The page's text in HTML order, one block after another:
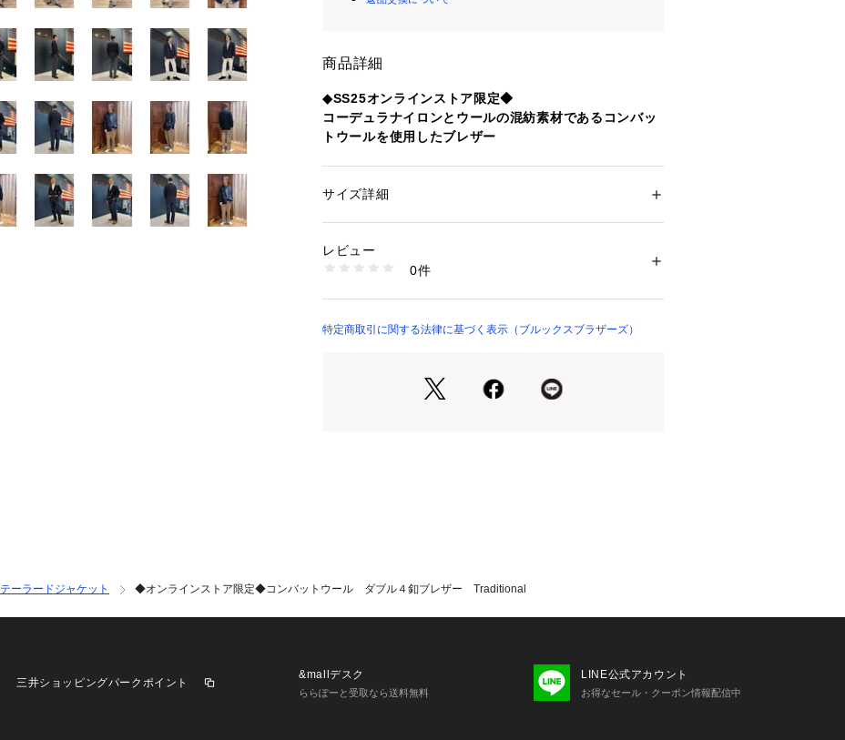
商品詳細
◆SS25オンラインストア限定◆
コーデュラナイロンとウールの混紡素材であるコンバッ
トウールを使用したブレザー
や引き裂きに強いコーデュラナイロン素材とウールを混
が特徴です。ブルックス ブラザーズを象徴するGF（ゴ
ールデン フリース）の刻印入りのゴールドメタルボタン
用。軽めのアウター代わりにもなるダブルのブレザー
こちらのブレザーはユニセックスで着用できるデザイン
・ポケット-左胸切りポケット、前身頃左右パッチ＆フラ
ップ、内側右1左1
性別：メンズ
地-ポリエステル100%
生産国：インドネシア
※詳しい洗濯方法については、商品の品質表示タグをご覧くださ
商品番号：1104200000649 （モール）
サイズ詳細
レビュー
0件
特定商取引に関する法律に基づく表示（ブルックスブラザーズ）
テーラードジャケット ◆オンラインストア限定◆コンバットウール ダブル４釦ブレザー Traditional
三井ショッピングパークポイント
&mallデスク
ららぽーと受取なら送料無料
LINE公式アカウント
お得なセール・クーポン情報配信中